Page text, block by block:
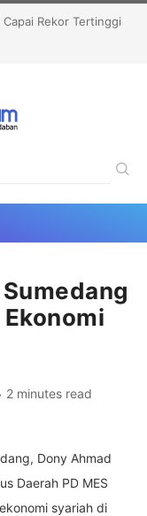
Musnahkan Kamp
Serangan di Yerusalem
2 minutes read
Dony Ahmad
Daerah PD MES
syariah di